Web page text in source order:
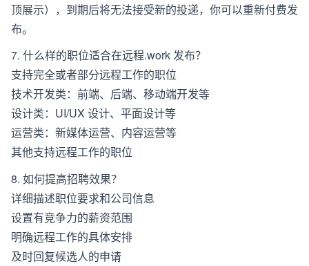
顶展示），到期后将无法接受新的投递，你可以重新付费发
布。
7. 什么样的职位适合在远程.work 发布？
支持完全或者部分远程工作的职位
技术开发类：前端、后端、移动端开发等
设计类：UI/UX 设计、平面设计等
运营类：新媒体运营、内容运营等
其他支持远程工作的职位
8. 如何提高招聘效果？
详细描述职位要求和公司信息
设置有竞争力的薪资范围
明确远程工作的具体安排
及时回复候选人的申请